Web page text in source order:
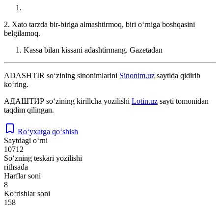
2. Xato tarzda bir-biriga almashtirmoq, biri oʻrniga boshqasini
belgilamoq.
Kassa bilan kissani adashtirmang. Gazetadan
ADASHTIR so‘zining sinonimlarini Sinonim.uz saytida qidirib
ko‘ring.
АДАШТИР so‘zining kirillcha yozilishi Lotin.uz sayti tomonidan
taqdim qilingan.
Ro‘yxatga qo‘shish
Saytdagi o‘rni
10712
So‘zning teskari yozilishi
rithsada
Harflar soni
8
Ko‘rishlar soni
158